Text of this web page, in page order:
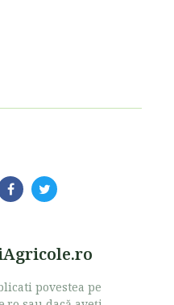
povestea pe